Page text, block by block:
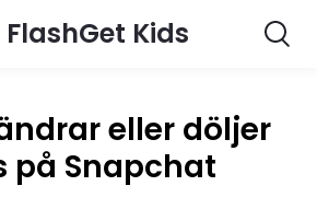
FlashGet Kids
eller döljer
på Snapchat